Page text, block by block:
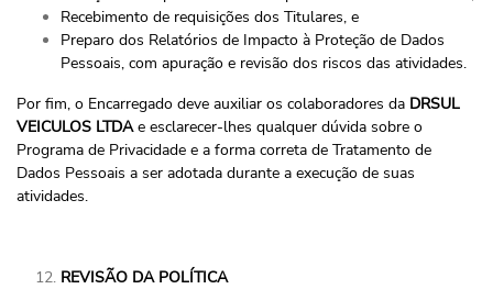
Recebimento de requisições dos Titulares, e
Preparo dos Relatórios de Impacto à Proteção de Dados
Pessoais, com apuração e revisão dos riscos das atividades.
Por fim, o Encarregado deve auxiliar os colaboradores da DRSUL
VEICULOS LTDAe esclarecer-lhes qualquer dúvida sobre o
Programa de Privacidade e a forma correta de Tratamento de
Dados Pessoais a ser adotada durante a execução de suas
atividades.
REVISÃO DA POLÍTICA